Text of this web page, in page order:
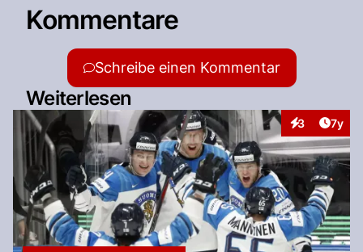
Kommentare
Schreibe einen Kommentar
Weiterlesen
3
Interaktionen
7y